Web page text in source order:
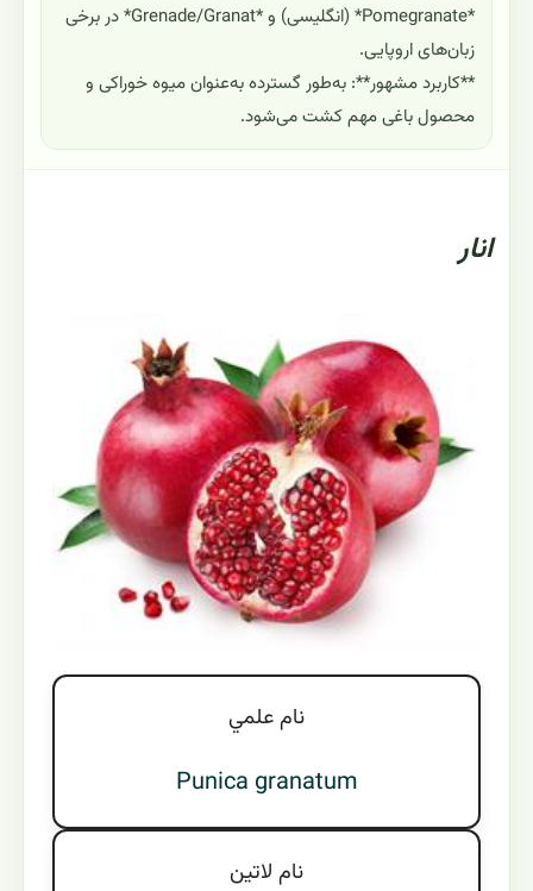
*Pomegranate* (انگلیسی) و *Grenade/Granat* در برخی
زبان‌های اروپایی.
**کاربرد مشهور**: به‌طور گسترده به‌عنوان میوه خوراکی و
محصول باغی مهم کشت می‌شود.
انار
نام علمي
Punica granatum
نام لاتين